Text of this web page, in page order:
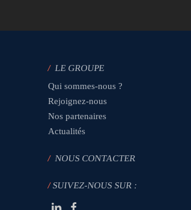
/ LE GROUPE
Qui sommes-nous ?
Rejoignez-nous
Nos partenaires
Actualités
/NOUS CONTACTER
/SUIVEZ-NOUS SUR :